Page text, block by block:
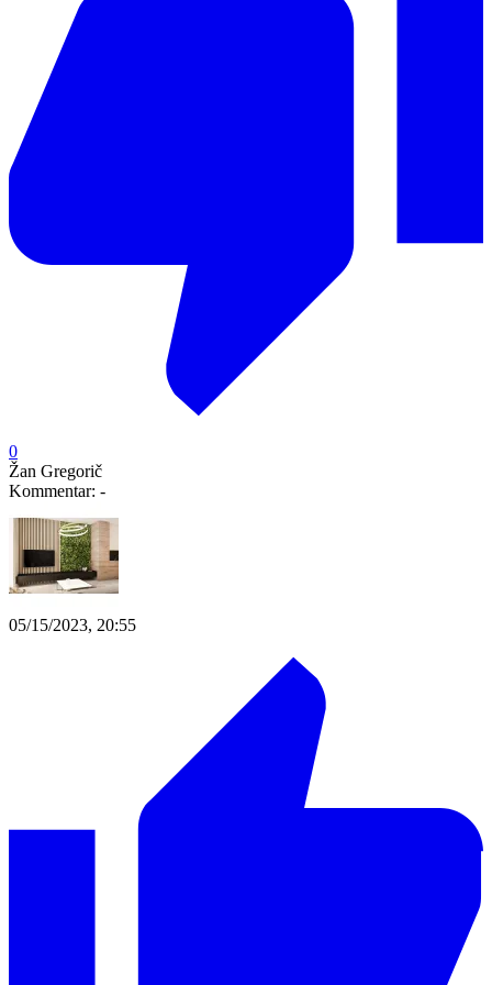
0
Žan Gregorič
Kommentar: -
05/15/2023, 20:55